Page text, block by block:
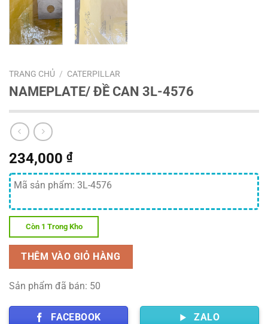
TRANG CHỦ / CATERPILLAR
NAMEPLATE/ ĐỀ CAN 3L-4576
234,000 ₫
Mã sản phẩm: 3L-4576
Còn 1 Trong Kho
THÊM VÀO GIỎ HÀNG
Sản phẩm đã bán: 50
FACEBOOK ZALO